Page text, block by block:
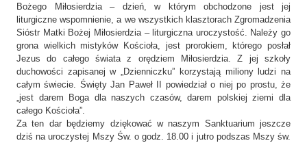
Bożego Miłosierdzia – dzień, w którym obchodzone jest jej
liturgiczne wspomnienie, a we wszystkich klasztorach Zgromadzenia
Sióstr Matki Bożej Miłosierdzia – liturgiczna uroczystość. Należy go
grona wielkich mistyków Kościoła, jest prorokiem, którego posłał
Jezus do całego świata z orędziem Miłosierdzia. Z jej szkoły
duchowości zapisanej w „Dzienniczku” korzystają miliony ludzi na
całym świecie. Święty Jan Paweł II powiedział o niej po prostu, że
„jest darem Boga dla naszych czasów, darem polskiej ziemi dla
całego Kościoła”.
Za ten dar będziemy dziękować w naszym Sanktuarium jeszcze
dziś na uroczystej Mszy Św. o godz. 18.00 i jutro podszas Mszy św.